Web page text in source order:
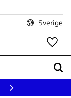
Sverige